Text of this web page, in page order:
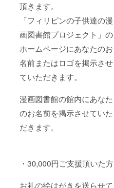
頂きます。
「フィリピンの子供達の漫
画図書館プロジェクト」の
ホームページにあなたのお
名前またはロゴを掲示させ
ていただきます。
漫画図書館の館内にあなた
のお名前を掲示させていた
だきます。
・30,000円ご支援頂いた方
お礼の絵はがきを送らせて